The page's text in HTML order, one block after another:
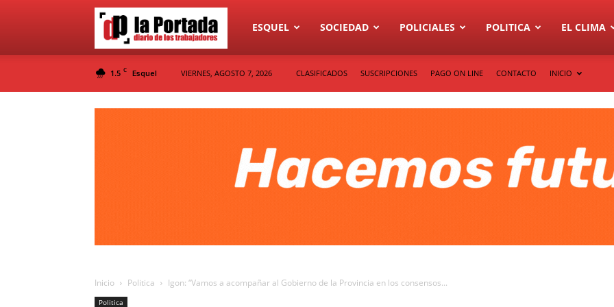
Diario
La
ESQUEL SOCIEDAD POLICIALES POLITICA EL CLIMA
1.5 C Esquel VIERNES, AGOSTO 7, 2026 CLASIFICADOS SUSCRIPCIONES PAGO ON LINE CONTACTO INICIO
Inicio Politica Igon: “Vamos a acompañar al Gobierno de la Provincia en los consensos...
Politica